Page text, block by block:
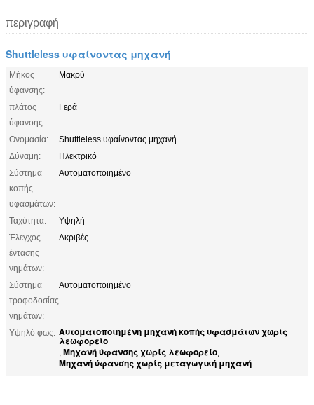
περιγραφή
Shuttleless υφαίνοντας μηχανή
Μήκος
ύφανσης:
Μακρύ
πλάτος
ύφανσης:
Γερά
Ονομασία:
Shuttleless υφαίνοντας μηχανή
Δύναμη:
Ηλεκτρικό
Σύστημα
κοπής
υφασμάτων:
Αυτοματοποιημένο
Ταχύτητα:
Υψηλή
Έλεγχος
έντασης
νημάτων:
Ακριβές
Σύστημα
τροφοδοσίας
νημάτων:
Αυτοματοποιημένο
Υψηλό φως: Αυτοματοποιημένη μηχανή κοπής υφασμάτων χωρίς
λεωφορείο
, Μηχανή ύφανσης χωρίς λεωφορείο,
Μηχανή ύφανσης χωρίς μεταγωγική μηχανή